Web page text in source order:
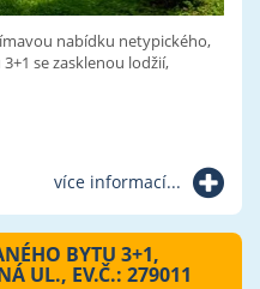
nabídku netypického,
se zasklenou lodžií,
více informací...
BYTU 3+1,
UL., EV.Č.: 279011